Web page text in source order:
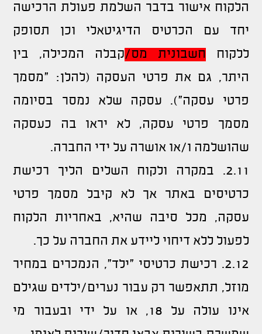
הלקוח אישור בדבר השלמת פעולת הרכישה
יחד עם הכרטיס הדיגיטאלי וכן תסופק
ללקוח חשבונית מס/קבלה המכילה, בין
היתר, גם את פרטי העסקה (להלן: "מסמך
פרטי עסקה"). עסקה שלא נמסר בסיומה
מסמך פרטי עסקה, לא יראו בה כעסקה
שהושלמה ו/או אושרה על ידי החברה.
2.11. במקרה ולקוח השלים הליך רכישת
כרטיסים באתר אך לא קיבל מסמך פרטי
עסקה, מכל סיבה שהיא, באחריות הלקוח
לפעול ללא דיחוי ליידע את החברה על כך.
2.12. רכישת כרטיסי "ילד", הנמכרים במחיר
מוזל, תתאפשר רק עבור נערים/ילדים שגילם
אינו עולה על 18, או על ידי ובעבור מי